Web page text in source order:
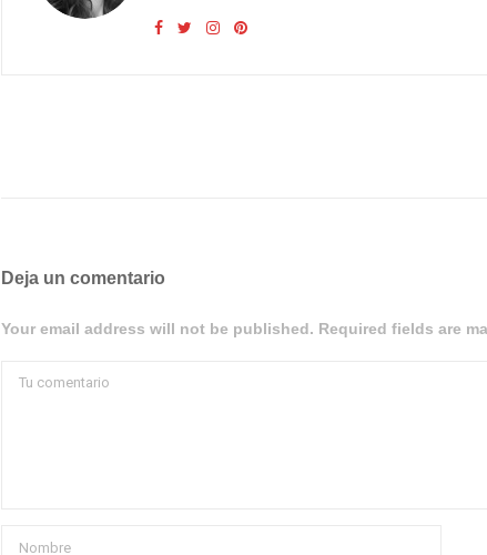
Deja un comentario
Your email address will not be published. Required fields are